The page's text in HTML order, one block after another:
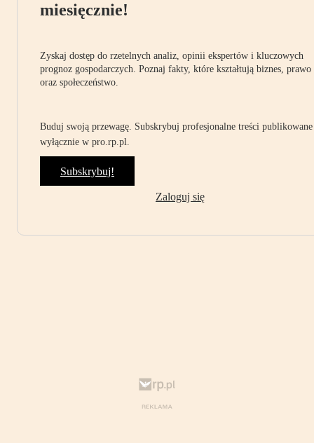
miesięcznie!
Zyskaj dostęp do rzetelnych analiz, opinii ekspertów i kluczowych
prognoz gospodarczych. Poznaj fakty, które kształtują biznes, prawo
oraz społeczeństwo.
Buduj swoją przewagę. Subskrybuj profesjonalne treści publikowane
wyłącznie w pro.rp.pl.
Subskrybuj!
Zaloguj się